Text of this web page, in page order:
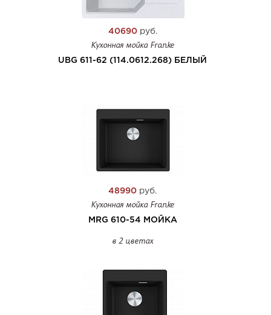
40690руб.
Кухонная мойка Franke
UBG 611-62 (114.0612.268) БЕЛЫЙ
48990 руб.
Кухонная мойка Franke
MRG 610-54 МОЙКА
в 2 цветах